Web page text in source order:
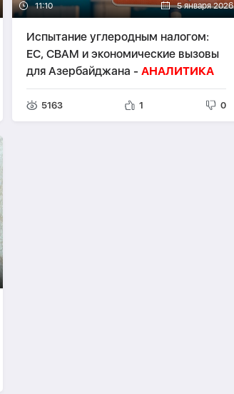
11:10 5 января 2026
Испытание углеродным налогом:
ЕС, CBAM и экономические вызовы
для Азербайджана - АНАЛИТИКА
5163 1 0